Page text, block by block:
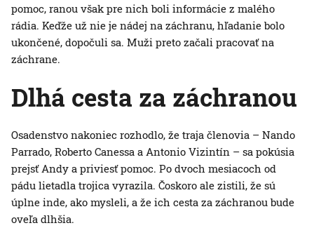
pomoc, ranou však pre nich boli informácie z malého
rádia. Keďže už nie je nádej na záchranu, hľadanie bolo
ukončené, dopočuli sa. Muži preto začali pracovať na
záchrane.
Dlhá cesta za záchranou
Osadenstvo nakoniec rozhodlo, že traja členovia – Nando
Parrado, Roberto Canessa a Antonio Vizintín – sa pokúsia
prejsť Andy a priviesť pomoc. Po dvoch mesiacoch od
pádu lietadla trojica vyrazila. Čoskoro ale zistili, že sú
úplne inde, ako mysleli, a že ich cesta za záchranou bude
oveľa dlhšia.